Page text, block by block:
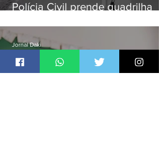
Polícia Civil prende quadrilha
residências de luxo no Rio
Jornal Daki